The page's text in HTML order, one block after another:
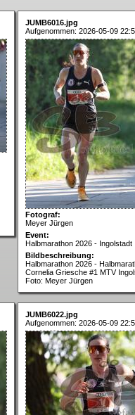
JUMB6016.jpg
Aufgenommen: 2026-05-09
Fotograf:
Meyer Jürgen
Event:
Halbmarathon 2026 - Ingolstadt
Bildbeschreibung:
Halbmarathon 2026 -
Cornelia Griesche #1 MTV
Foto: Meyer Jürgen
JUMB6022.jpg
Aufgenommen: 2026-05-09